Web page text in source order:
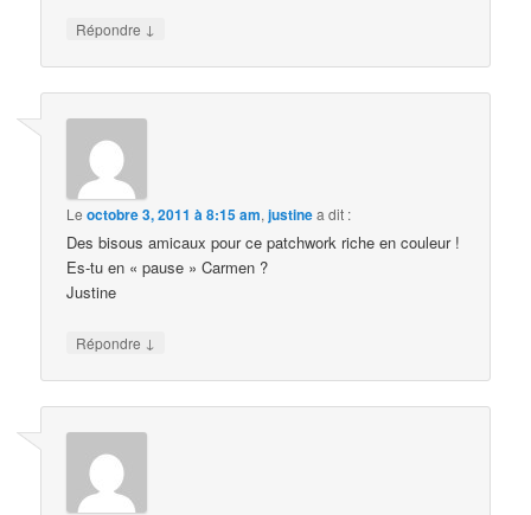
Répondre ↓
Leoctobre 3, 2011 à 8:15 am,justinea dit :
Des bisous amicaux pour ce patchwork riche en couleur !
Es-tu en « pause » Carmen ?
Justine
Répondre ↓